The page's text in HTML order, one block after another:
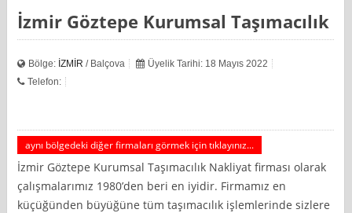
İzmir Göztepe Kurumsal Taşımacılık
Bölge: İZMİR / Balçova
Üyelik Tarihi: 18 Mayıs 2022
Telefon:
aynı bölgedeki diğer firmaları görmek için tıklayınız...
İzmir Göztepe Kurumsal Taşımacılık Nakliyat firması olarak
çalışmalarımız 1980’den beri en iyidir. Firmamız en
küçüğünden büyüğüne tüm taşımacılık işlemlerinde sizlere